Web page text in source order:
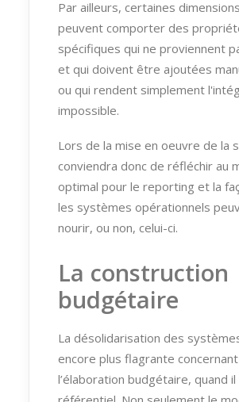
Par ailleurs, certaines
peuvent comporter des
spécifiques qui ne proviennent
et qui doivent être ajoutées
ou qui rendent simplement
impossible.
Lors de la mise en oeuvre de la
conviendra donc de réfléchir au
optimal pour le reporting et la
les systèmes opérationnels
nourir, ou non, celui-ci.
La construction
budgétaire
La désolidarisation des
encore plus flagrante concernant
l’élaboration budgétaire, quand il